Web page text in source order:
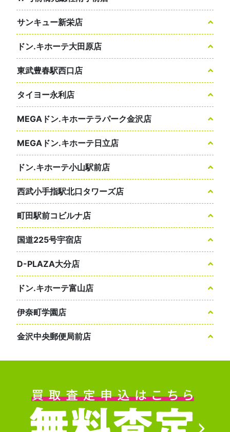
サンキュー新栄店
ドン.キホーテ大田原店
東武豊春駅西口店
タイヨー永利店
MEGAドン.キホーテラパーク金沢店
MEGAドン.キホーテ日立店
ドン.キホーテ小山駅前店
西武小手指駅北口タワーズ店
町田駅前コビルナ店
国道225号宇宿店
D-PLAZA大分店
ドン.キホーテ富山店
伊奈町学園店
金沢中央郵便局前店